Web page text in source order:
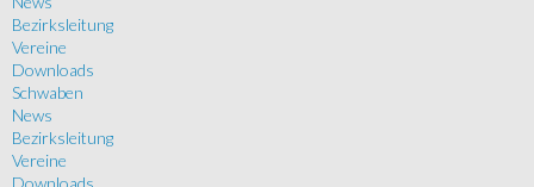
Bezirksleitung
Vereine
Downloads
Schwaben
News
Bezirksleitung
Vereine
Downloads